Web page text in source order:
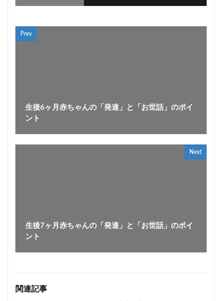
Prev
生後6ヶ月赤ちゃんの「発達」と「お世話」のポイ
ント
Next
生後7ヶ月赤ちゃんの「発達」と「お世話」のポイ
ント
関連記事